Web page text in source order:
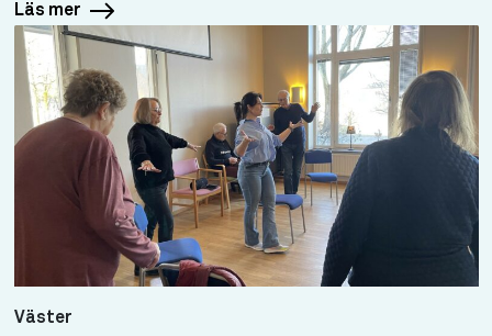
Läs mer
Väster